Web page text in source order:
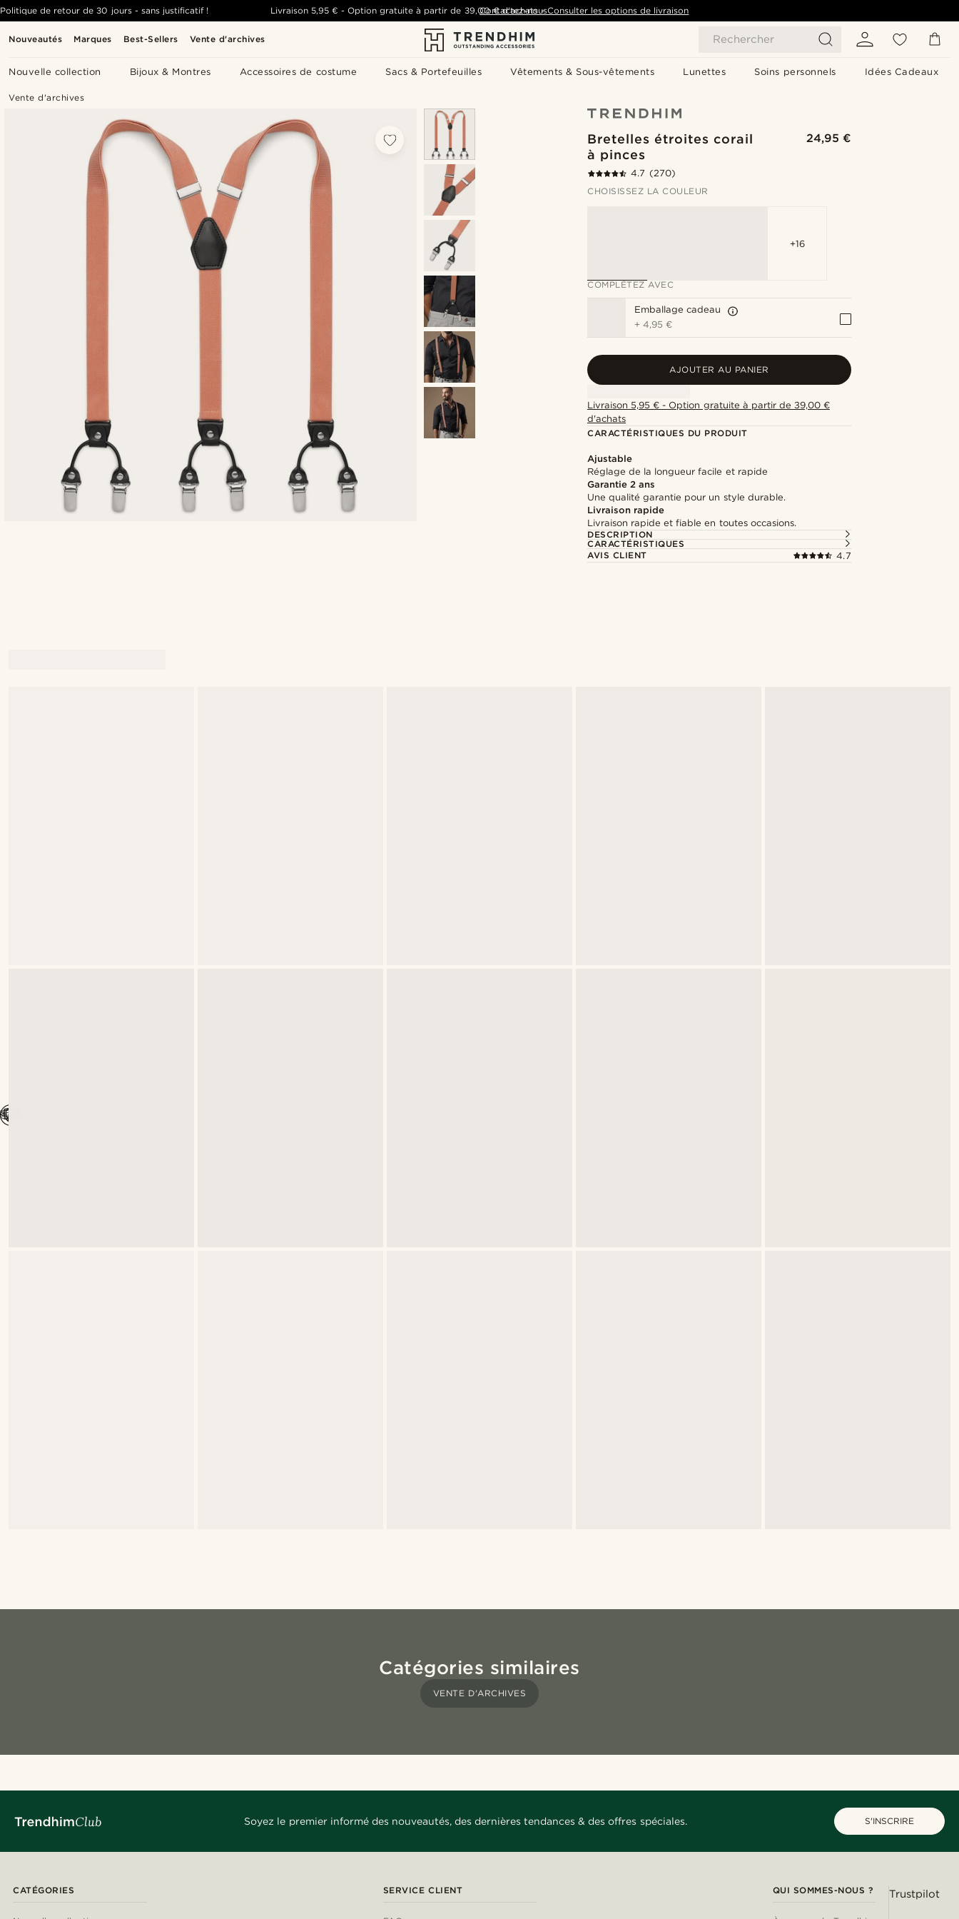
Nouveautés Marques Best-Sellers Vente d'archives Rechercher
Nouvelle collection Bijoux & Montres Accessoires de costume Sacs & Portefeuilles Vêtements & Sous-vêtements Lunettes Soins personnels Idées Cadeaux
Politique de retour de 30 jours - sans justificatif ! Livraison 5,95 € -Option gratuite à partir de 39,00 € d'achats- Consulter les options de livraison
Contactez-nous
Vente d'archives
Bretelles étroites corail
à pinces
24,95 €
4.7 (270)
CHOISISSEZ LA COULEUR
+16
COMPLÉTEZ AVEC
Emballage cadeau
+4,95 €
AJOUTER AU PANIER
Livraison 5,95 € - Option gratuite à partir de 39,00 €
d'achats
CARACTÉRISTIQUES DU PRODUIT
Ajustable
Réglage de la longueur facile et rapide
Garantie 2 ans
Une qualité garantie pour un style durable.
Livraison rapide
Livraison rapide et fiable en toutes occasions.
DESCRIPTION
CARACTÉRISTIQUES
AVIS CLIENT
4.7
Catégories similaires
VENTE D'ARCHIVES
Soyez le premier informé des nouveautés, des dernières tendances & des offres spéciales. S'INSCRIRE
CATÉGORIES SERVICE CLIENT QUI SOMMES-NOUS ? Trustpilot